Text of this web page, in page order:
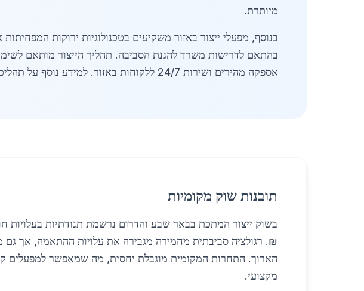
מיותרת.
בנוסף, מפעלי ייצור באזור משקיעים בטכנולוגיות ירוקות
בהתאם לדרישות משרד להגנת הסביבה. תהליך הייצור מותאם
אספקה מהירים ושירות 24/7 ללקוחות באזור. למידע נוסף על תהליכי ייצור מתכת ניתן לבחון גם את התהליכים ב
תובנות שוק מקומיות
₪. רגולציה סביבתית מחמירה מגבירה את עלויות ההתאמה, אך גם
הארוך. התחרות המקומית מוגבלת יחסית, מה שמאפשר למפעלים
מקצועי.